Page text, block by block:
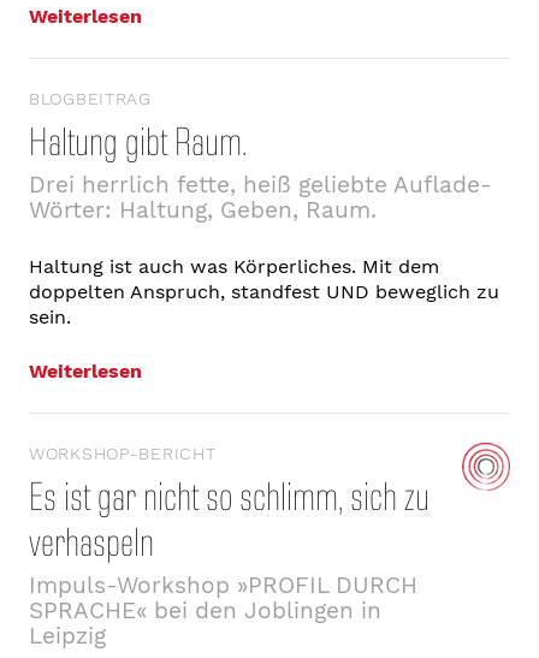
Weiterlesen
BLOGBEITRAG
Haltung gibt Raum.
Drei herrlich fette, heiß geliebte Auflade-
Wörter: Haltung, Geben, Raum.
Haltung ist auch was Körperliches. Mit dem
doppelten Anspruch, standfest UND beweglich zu
sein.
Weiterlesen
WORKSHOP-BERICHT
Es ist gar nicht so schlimm, sich zu
verhaspeln
Impuls-Workshop »PROFIL DURCH
SPRACHE« bei den Joblingen in
Leipzig